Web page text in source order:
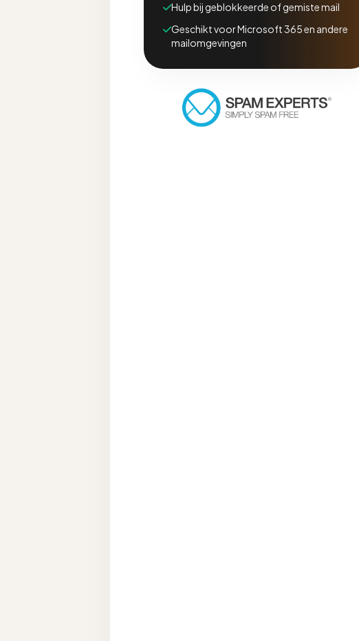
Hulp bij geblokkeerde of gemiste mail
Geschikt voor Microsoft 365 en andere
mailomgevingen